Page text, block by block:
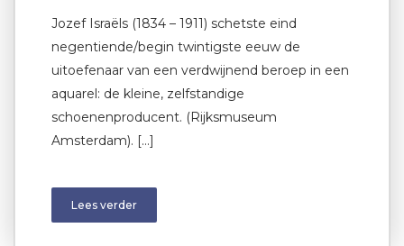
Jozef Israëls (1834 – 1911) schetste eind
negentiende/begin twintigste eeuw de
uitoefenaar van een verdwijnend beroep in een
aquarel: de kleine, zelfstandige
schoenenproducent. (Rijksmuseum
Amsterdam). […]
Lees verder